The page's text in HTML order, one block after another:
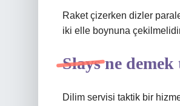
Raket çizerken dizler
iki elle boynuna
Slays ne demek
Dilim servisi taktik bir